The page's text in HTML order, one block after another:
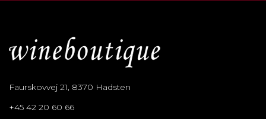
Faurskovvej 21, 8370 Hadsten
+45 42 20 60 66